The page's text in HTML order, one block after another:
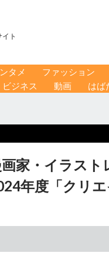
ト
タメ ファッション
ビジネス 動画 はば
家・イラス
年度「クリエ